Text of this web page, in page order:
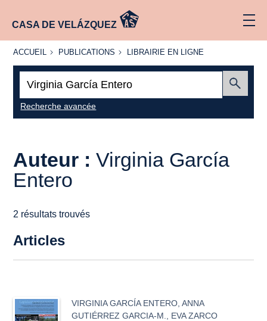
CASA DE VELÁZQUEZ
ACCUEIL
ACCUEIL PUBLICATIONS
PUBLICATIONS
LIBRAIRIE
LIBRAIRIE EN LIGNE
Recherche avancée
Auteur :Virginia García
Entero
2 résultats trouvés
Articles
VIRGINIA GARCÍA ENTERO ,ANNA
GUTIÉRREZ GARCIA-M.
EVA ZARCO